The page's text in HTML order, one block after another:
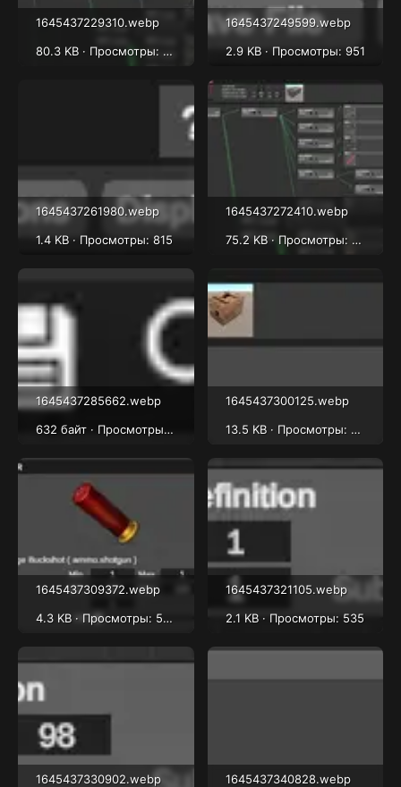
1645437229310.webp
80.3 KB · Просмотры: 947
1645437249599.webp
2.9 KB · Просмотры: 951
1645437261980.webp
1.4 KB · Просмотры: 815
1645437272410.webp
75.2 KB · Просмотры: 831
1645437285662.webp
632 байт · Просмотры: 711
1645437300125.webp
13.5 KB · Просмотры: 668
1645437309372.webp
4.3 KB · Просмотры: 580
1645437321105.webp
2.1 KB · Просмотры: 535
1645437330902.webp
1645437340828.webp